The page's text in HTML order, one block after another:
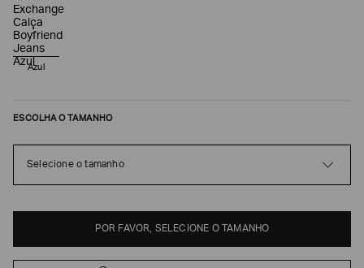
Azul
ESCOLHA O TAMANHO
Selecione o tamanho
POR FAVOR, SELECIONE O TAMANHO
nas
seguintes
Marcas
e
tópicos
Giorgio
Armani
Exchange
Produtos